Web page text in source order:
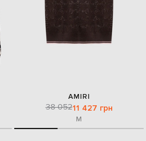
AMIRI
38 05211 427 грн
M